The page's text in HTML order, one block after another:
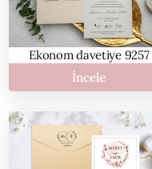
Ekonom davetiye 9257
İncele